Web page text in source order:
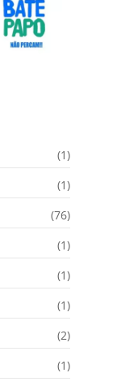
(1)
(1)
(76)
(1)
(1)
(1)
(2)
(1)